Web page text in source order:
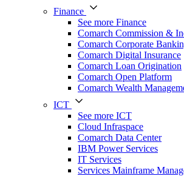
Finance
See more Finance
Comarch Commission &
Comarch Corporate
Comarch Digital Insurance
Comarch Loan Origination
Comarch Open Platform
Comarch Wealth
ICT
See more ICT
Cloud Infraspace
Comarch Data Center
IBM Power Services
IT Services
Services Mainframe